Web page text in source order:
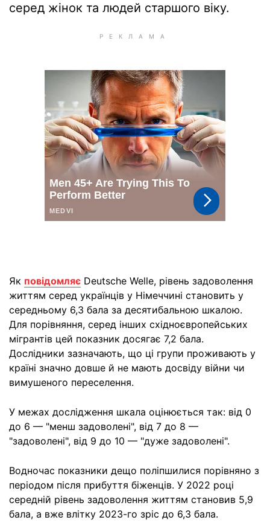
серед жінок та людей старшого віку.
Як повідомляє Deutsche Welle, рівень задоволення
життям серед українців у Німеччині становить у
середньому 6,3 бала за десятибальною шкалою.
Для порівняння, серед інших східноєвропейських
мігрантів цей показник досягає 7,2 бала.
Дослідники зазначають, що ці групи проживають у
країні значно довше й не мають досвіду війни чи
вимушеного переселення.
У межах дослідження шкала оцінюється так: від 0
до 6 — "менш задоволені", від 7 до 8 —
"задоволені", від 9 до 10 — "дуже задоволені".
Водночас показники дещо поліпшилися порівняно з
періодом після прибуття біженців. У 2022 році
середній рівень задоволення життям становив 5,9
бала, а вже влітку 2023-го зріс до 6,3 бала.